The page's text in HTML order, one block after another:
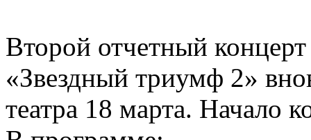
Второй отчетный
«Звездный триумф 2»
театра 18 марта. Начало